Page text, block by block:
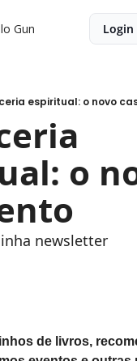
Gun Login
espiritual: o novo
o
newsletter
de livros,